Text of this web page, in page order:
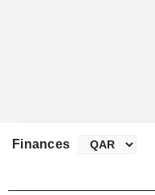
Finances